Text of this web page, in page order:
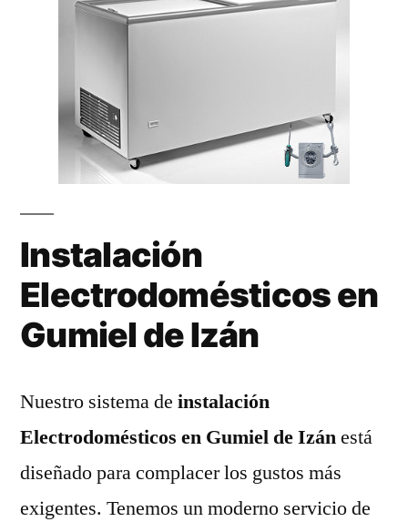
Instalación
Electrodomésticos en
Gumiel de Izán
Nuestro sistema de instalación
Electrodomésticos en Gumiel de Izánestá
diseñado para complacer los gustos más
exigentes. Tenemos un moderno servicio de